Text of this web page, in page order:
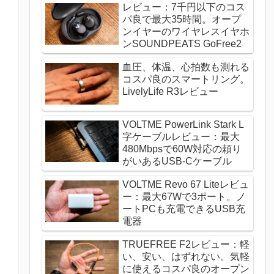
レビュー：7千円以下のコス
パ良で最大35時間。オープ
ンイヤーのワイヤレスイヤホ
ンSOUNDPEATS GoFree2
血圧、体温、心拍数も測れる
コスパ良のスマートリング。
LivelyLife R3レビュー
VOLTME PowerLink Stark L
字ケーブルレビュー：最大
480Mbpsで60W対応の頼り
がいあるUSB-Cケーブル
VOLTME Revo 67 Liteレビュ
ー：最大67Wで3ポート。ノ
ートPCも充電できるUSB充
電器
TRUEFREE F2レビュー：軽
い、安い、はずれない。気軽
に使えるコスパ良のオープン